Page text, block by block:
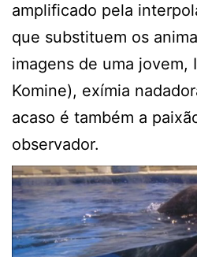
amplificado pela
que substituem os
imagens de uma jovem,
Komine), exímia
acaso é também a
observador.